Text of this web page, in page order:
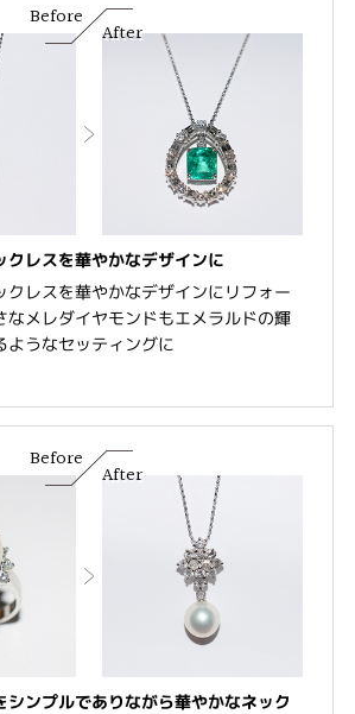
Before
After
クレスを華やかなデザインに
クレスを華やかなデザインにリフォー
なメレダイヤモンドもエメラルドの輝
ようなセッティングに
Before
After
シンプルでありながら華やかなネック